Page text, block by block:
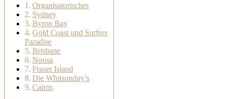
Organisatorisches
Sydney
Byron Bay
Gold Coast und Surfers
Paradise
Brisbane
Noosa
Fraser Island
Die Whitsunday’s
Cairns